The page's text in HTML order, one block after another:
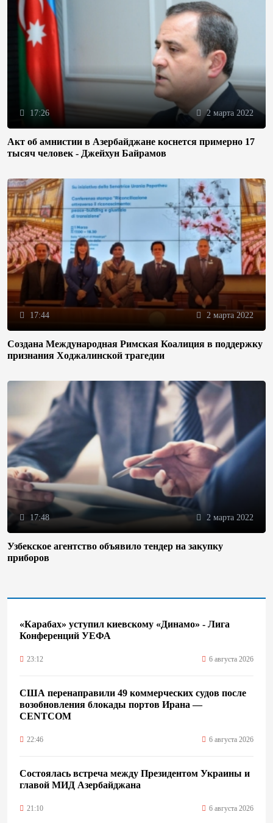
17:26 2 марта 2022
Акт об амнистии в Азербайджане коснется примерно 17
тысяч человек - Джейхун Байрамов
17:44 2 марта 2022
Создана Международная Римская Коалиция в поддержку
признания Ходжалинской трагедии
17:48 2 марта 2022
Узбекское агентство объявило тендер на закупку
приборов
«Карабах» уступил киевскому «Динамо» - Лига
Конференций УЕФА
23:12 6 августа 2026
США перенаправили 49 коммерческих судов после
возобновления блокады портов Ирана —
CENTCOM
22:46 6 августа 2026
Состоялась встреча между Президентом Украины и
главой МИД Азербайджана
21:10 6 августа 2026